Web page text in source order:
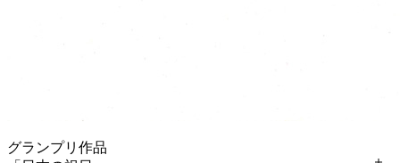
グランプリ作品